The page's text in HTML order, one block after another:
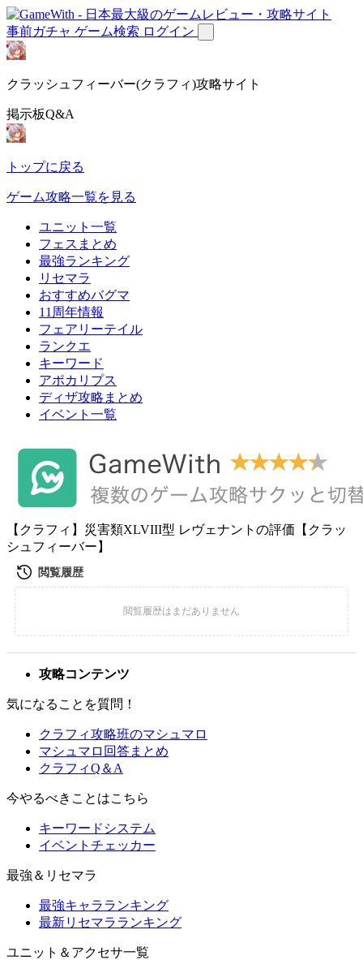
事前ガチャ ゲーム検索 ログイン
クラッシュフィーバー(クラフィ)攻略サイト
掲示板Q&A
トップに戻る
ゲーム攻略一覧を見る
ユニット一覧
フェスまとめ
最強ランキング
リセマラ
おすすめバグマ
11周年情報
フェアリーテイル
ランクエ
キーワード
アポカリプス
ディザ攻略まとめ
イベント一覧
【クラフィ】災害類XLVIII型 レヴェナントの評価【クラッ
シュフィーバー】
攻略コンテンツ
気になることを質問！
クラフィ攻略班のマシュマロ
マシュマロ回答まとめ
クラフィQ＆A
今やるべきことはこちら
キーワードシステム
イベントチェッカー
最強＆リセマラ
最強キャラランキング
最新リセマラランキング
ユニット＆アクセサ一覧